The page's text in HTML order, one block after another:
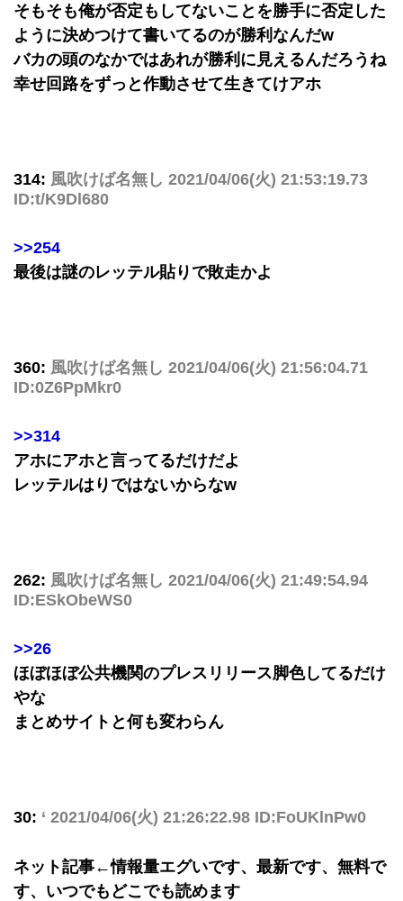
そもそも俺が否定もしてないことを勝手に否定した
ように決めつけて書いてるのが勝利なんだw
バカの頭のなかではあれが勝利に見えるんだろうね
幸せ回路をずっと作動させて生きてけアホ
314: 風吹けば名無し 2021/04/06(火) 21:53:19.73
ID:t/K9Dl680
>>254
最後は謎のレッテル貼りで敗走かよ
360: 風吹けば名無し 2021/04/06(火) 21:56:04.71
ID:0Z6PpMkr0
>>314
アホにアホと言ってるだけだよ
レッテルはりではないからなw
262: 風吹けば名無し 2021/04/06(火) 21:49:54.94
ID:ESkObeWS0
>>26
ほぼほぼ公共機関のプレスリリース脚色してるだけ
やな
まとめサイトと何も変わらん
30: ‘ 2021/04/06(火) 21:26:22.98 ID:FoUKlnPw0
ネット記事←情報量エグいです、最新です、無料で
す、いつでもどこでも読めます